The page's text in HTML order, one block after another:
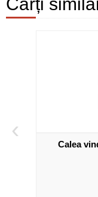
‹
Calea